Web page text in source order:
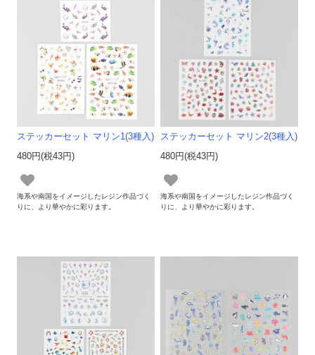
ステッカーセット マリン1(3種入)
480円(税43円)
海系や南国をイメージしたレジン作品づく
りに、より華やかに彩ります。
ステッカーセット マリン2(3種入)
480円(税43円)
海系や南国をイメージしたレジン作品づく
りに、より華やかに彩ります。